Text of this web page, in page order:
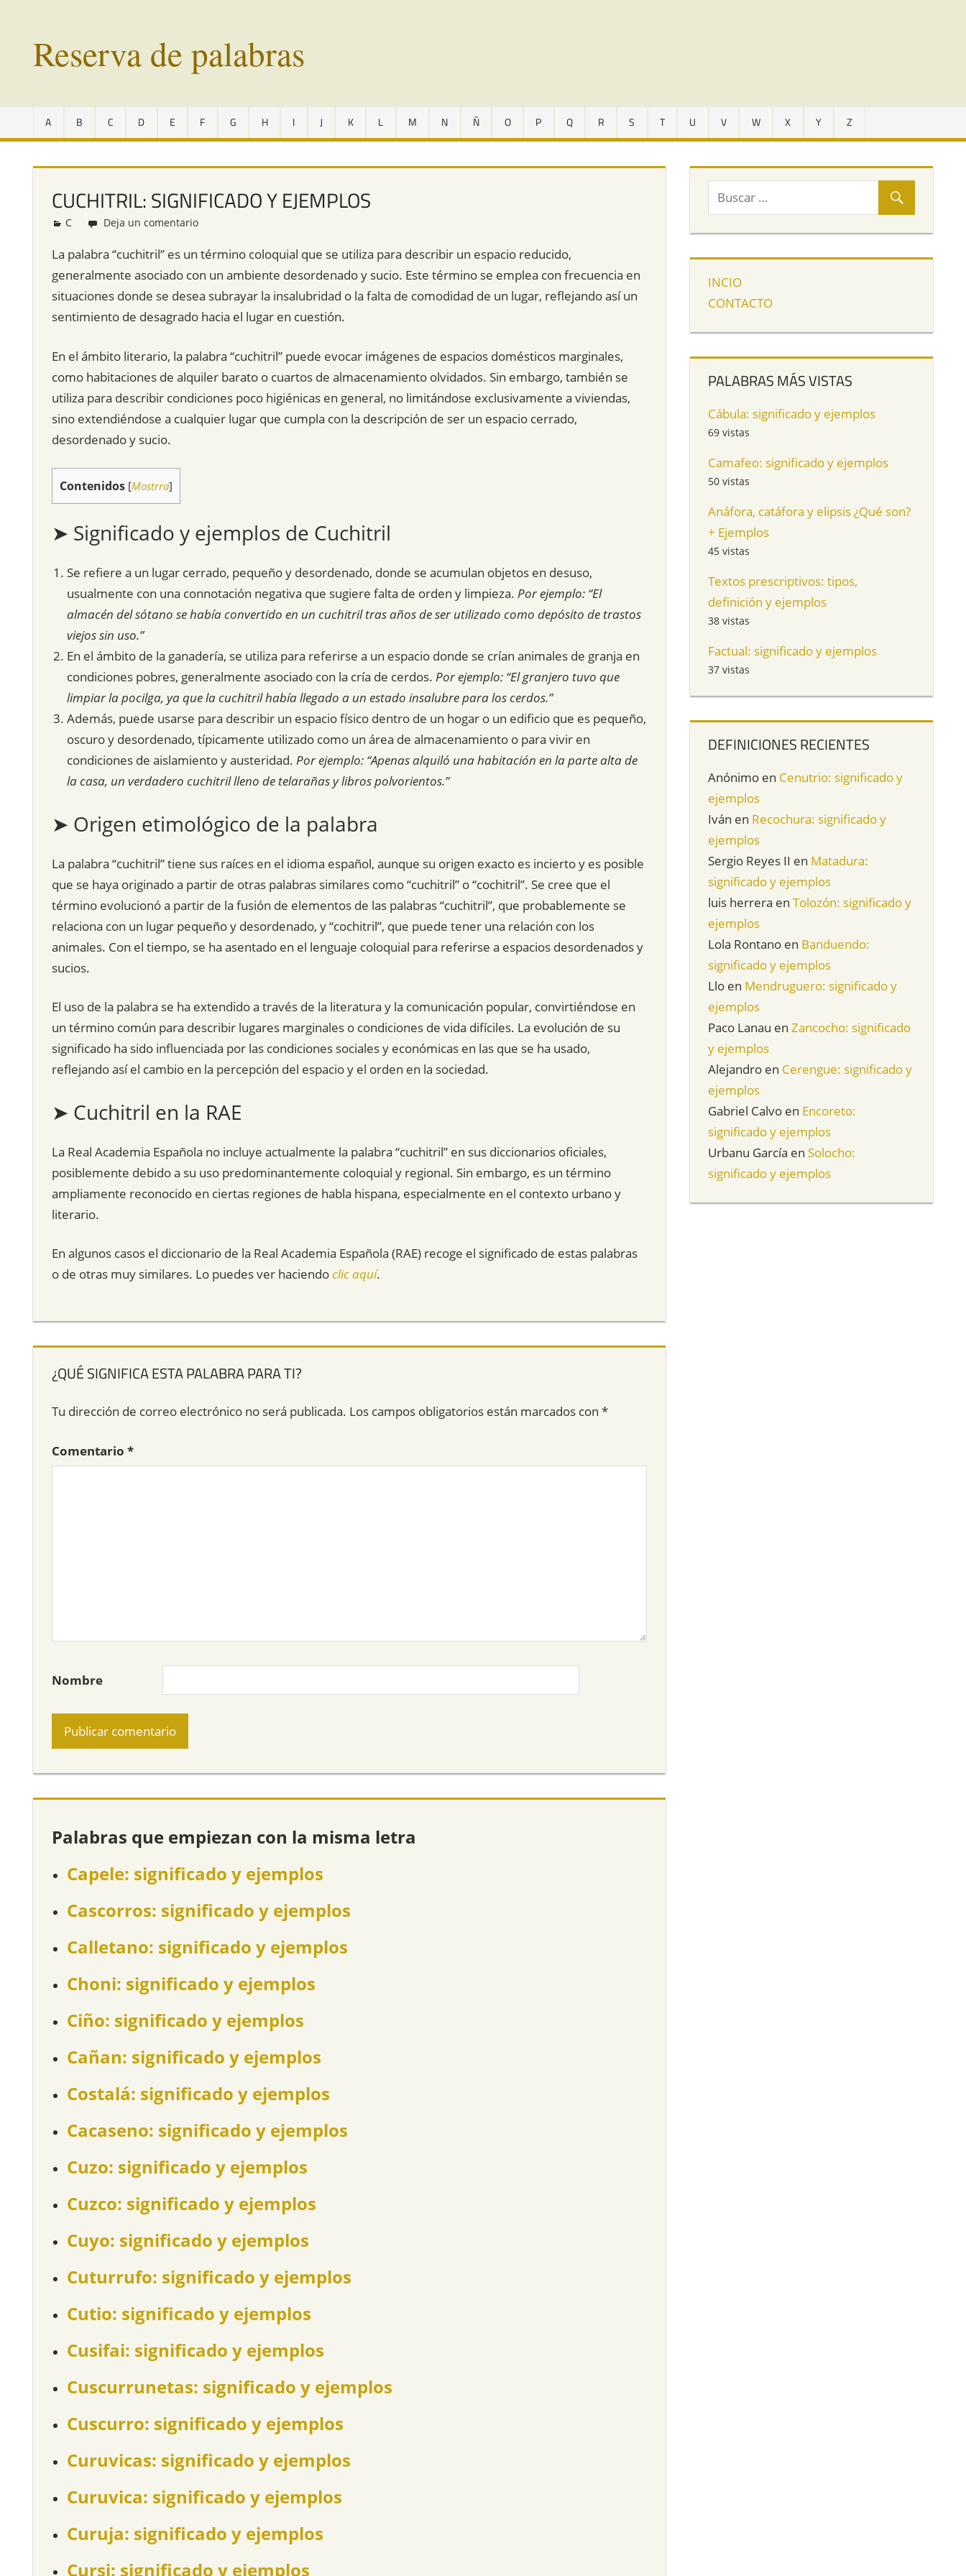
contenidoReserva de palabras
en
vías
extinción
todo
A B C D E F G H I J K L M N Ñ O P Q R S T U V W X Y Z
CUCHITRIL: SIGNIFICADO Y EJEMPLOS
Redacción
C Deja un comentario
La palabra “cuchitril” es un término coloquial que se utiliza para describir un espacio reducido,
generalmente asociado con un ambiente desordenado y sucio. Este término se emplea con frecuencia en
situaciones donde se desea subrayar la insalubridad o la falta de comodidad de un lugar, reflejando así un
sentimiento de desagrado hacia el lugar en cuestión.
En el ámbito literario, la palabra “cuchitril” puede evocar imágenes de espacios domésticos marginales,
como habitaciones de alquiler barato o cuartos de almacenamiento olvidados. Sin embargo, también se
utiliza para describir condiciones poco higiénicas en general, no limitándose exclusivamente a viviendas,
sino extendiéndose a cualquier lugar que cumpla con la descripción de ser un espacio cerrado,
desordenado y sucio.
Contenidos [Mostrra]
➤ Significado y ejemplos de Cuchitril
Se refiere a un lugar cerrado, pequeño y desordenado, donde se acumulan objetos en desuso,
usualmente con una connotación negativa que sugiere falta de orden y limpieza. Por ejemplo: “El
almacén del sótano se había convertido en un cuchitril tras años de ser utilizado como depósito de trastos
viejos sin uso.”
En el ámbito de la ganadería, se utiliza para referirse a un espacio donde se crían animales de granja en
condiciones pobres, generalmente asociado con la cría de cerdos. Por ejemplo: “El granjero tuvo que
limpiar la pocilga, ya que la cuchitril había llegado a un estado insalubre para los cerdos.”
Además, puede usarse para describir un espacio físico dentro de un hogar o un edificio que es pequeño,
oscuro y desordenado, típicamente utilizado como un área de almacenamiento o para vivir en
condiciones de aislamiento y austeridad. Por ejemplo: “Apenas alquiló una habitación en la parte alta de
la casa, un verdadero cuchitril lleno de telarañas y libros polvorientos.”
➤ Origen etimológico de la palabra
La palabra “cuchitril” tiene sus raíces en el idioma español, aunque su origen exacto es incierto y es posible
que se haya originado a partir de otras palabras similares como “cuchitril” o “cochitril”. Se cree que el
término evolucionó a partir de la fusión de elementos de las palabras “cuchitril”, que probablemente se
relaciona con un lugar pequeño y desordenado, y “cochitril”, que puede tener una relación con los
animales. Con el tiempo, se ha asentado en el lenguaje coloquial para referirse a espacios desordenados y
sucios.
El uso de la palabra se ha extendido a través de la literatura y la comunicación popular, convirtiéndose en
un término común para describir lugares marginales o condiciones de vida difíciles. La evolución de su
significado ha sido influenciada por las condiciones sociales y económicas en las que se ha usado,
reflejando así el cambio en la percepción del espacio y el orden en la sociedad.
➤ Cuchitril en la RAE
La Real Academia Española no incluye actualmente la palabra “cuchitril” en sus diccionarios oficiales,
posiblemente debido a su uso predominantemente coloquial y regional. Sin embargo, es un término
ampliamente reconocido en ciertas regiones de habla hispana, especialmente en el contexto urbano y
literario.
En algunos casos el diccionario de la Real Academia Española (RAE) recoge el significado de estas palabras
o de otras muy similares. Lo puedes ver haciendoclic aquí.
¿QUÉ SIGNIFICA ESTA PALABRA PARA TI?
Tu dirección de correo electrónico no será publicada. Los campos obligatorios están marcados con *
Comentario *
Nombre
Palabras que empiezan con la misma letra
Capele: significado y ejemplos
Cascorros: significado y ejemplos
Calletano: significado y ejemplos
Choni: significado y ejemplos
Ciño: significado y ejemplos
Cañan: significado y ejemplos
Costalá: significado y ejemplos
Cacaseno: significado y ejemplos
Cuzo: significado y ejemplos
Cuzco: significado y ejemplos
Cuyo: significado y ejemplos
Cuturrufo: significado y ejemplos
Cutio: significado y ejemplos
Cusifai: significado y ejemplos
Cuscurrunetas: significado y ejemplos
Cuscurro: significado y ejemplos
Curuvicas: significado y ejemplos
Curuvica: significado y ejemplos
Curuja: significado y ejemplos
Cursi: significado y ejemplos
INCIO
CONTACTO
PALABRAS MÁS VISTAS
Cábula: significado y ejemplos
69 vistas
Camafeo: significado y ejemplos
50 vistas
Anáfora, catáfora y elipsis ¿Qué son?
+ Ejemplos
45 vistas
Textos prescriptivos: tipos,
definición y ejemplos
38 vistas
Factual: significado y ejemplos
37 vistas
DEFINICIONES RECIENTES
Anónimo en Cenutrio: significado y
ejemplos
Iván en Recochura: significado y
ejemplos
Sergio Reyes II en Matadura:
significado y ejemplos
luis herrera enTolozón: significado y
ejemplos
Lola Rontano en Banduendo:
significado y ejemplos
Llo en Mendruguero: significado y
ejemplos
Paco Lanau enZancocho: significado
y ejemplos
Alejandro en Cerengue: significado y
ejemplos
Gabriel Calvo en Encoreto:
significado y ejemplos
Urbanu García enSolocho:
significado y ejemplos